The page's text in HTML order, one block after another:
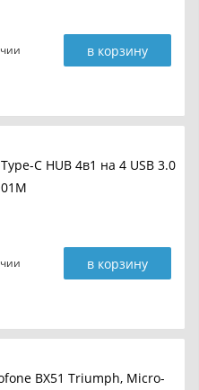
в корзину
C HUB 4в1 на 4 USB 3.0
в корзину
BX51 Triumph, Micro-